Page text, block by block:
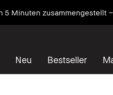
5 Minuten zusammengestellt
Neu Bestseller